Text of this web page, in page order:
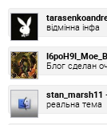
відмінна інфа
Блог сделан
stan_marsh11
реальна тема